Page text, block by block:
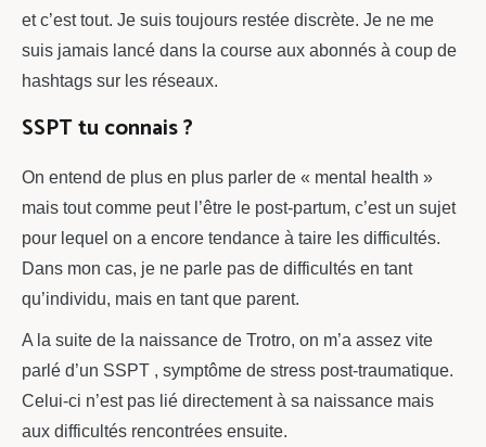
et c’est tout. Je suis toujours restée discrète. Je ne me
suis jamais lancé dans la course aux abonnés à coup de
hashtags sur les réseaux.
SSPT tu connais ?
On entend de plus en plus parler de « mental health »
mais tout comme peut l’être le post-partum, c’est un sujet
pour lequel on a encore tendance à taire les difficultés.
Dans mon cas, je ne parle pas de difficultés en tant
qu’individu, mais en tant que parent.
A la suite de la naissance de Trotro, on m’a assez vite
parlé d’un SSPT , symptôme de stress post-traumatique.
Celui-ci n’est pas lié directement à sa naissance mais
aux difficultés rencontrées ensuite.